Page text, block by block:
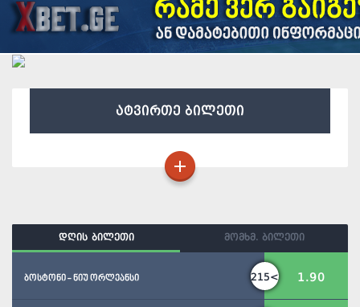
ატვირთე ბილეთი
დღის ბილეთი მომხმ. ბილეთი
ბოსტონი - ნიუ ორლეანსი 215< 1.90